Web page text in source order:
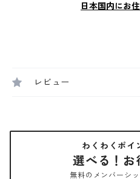
日本国内にお
レビュー
わくわくポイ
選べる！お
無料のメンバーシ